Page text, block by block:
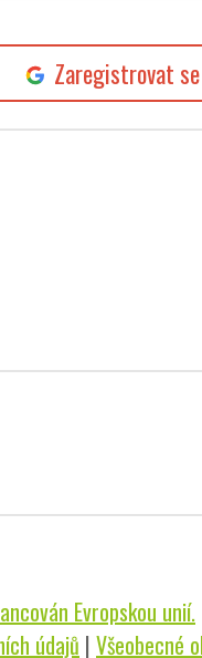
Zaregistrovat
Evropskou unií.
údajů | Všeobecné